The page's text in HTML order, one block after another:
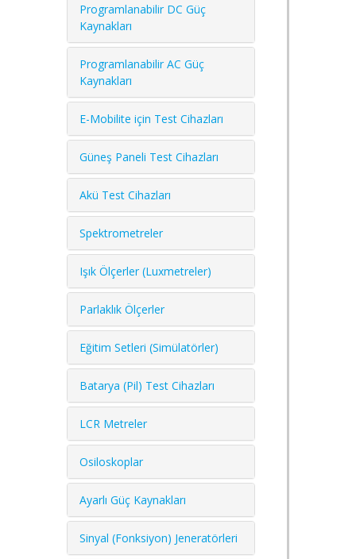
Programlanabilir DC Güç
Kaynakları
Programlanabilir AC Güç
Kaynakları
E-Mobilite için Test Cihazları
Güneş Paneli Test Cihazları
Akü Test Cihazları
Spektrometreler
Işık Ölçerler (Luxmetreler)
Parlaklık Ölçerler
Eğitim Setleri (Simülatörler)
Batarya (Pil) Test Cihazları
LCR Metreler
Osiloskoplar
Ayarlı Güç Kaynakları
Sinyal (Fonksiyon) Jeneratörleri